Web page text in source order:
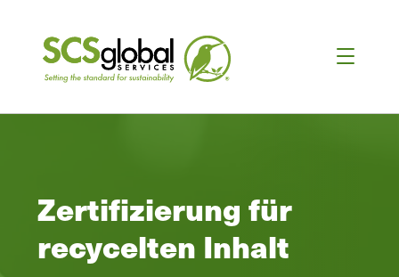
Zertifizierung für
recycelten Inhalt